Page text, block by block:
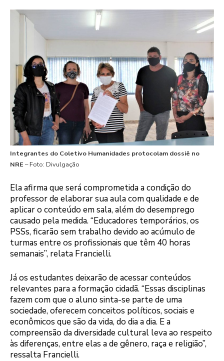
Integrantes do Coletivo Humanidades protocolam dossiê no
NRE – Foto: Divulgação
Ela afirma que será comprometida a condição do
professor de elaborar sua aula com qualidade e de
aplicar o conteúdo em sala, além do desemprego
causado pela medida. “Educadores temporários, os
PSSs, ficarão sem trabalho devido ao acúmulo de
turmas entre os profissionais que têm 40 horas
semanais”, relata Francielli.
Já os estudantes deixarão de acessar conteúdos
relevantes para a formação cidadã. “Essas disciplinas
fazem com que o aluno sinta-se parte de uma
sociedade, oferecem conceitos políticos, sociais e
econômicos que são da vida, do dia a dia. E a
compreensão da diversidade cultural leva ao respeito
às diferenças, entre elas a de gênero, raça e religião”,
ressalta Francielli.